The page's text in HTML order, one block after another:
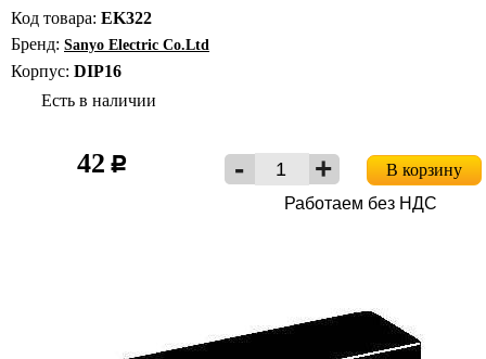
Код товара: EK322
Бренд: Sanyo Electric Co.Ltd
Корпус: DIP16
Есть в наличии
42 c
В корзину
Работаем без НДС